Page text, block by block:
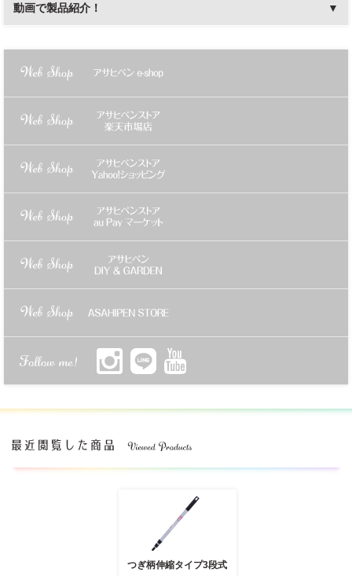
動画で製品紹介！
つぎ柄伸縮タイプ3段式